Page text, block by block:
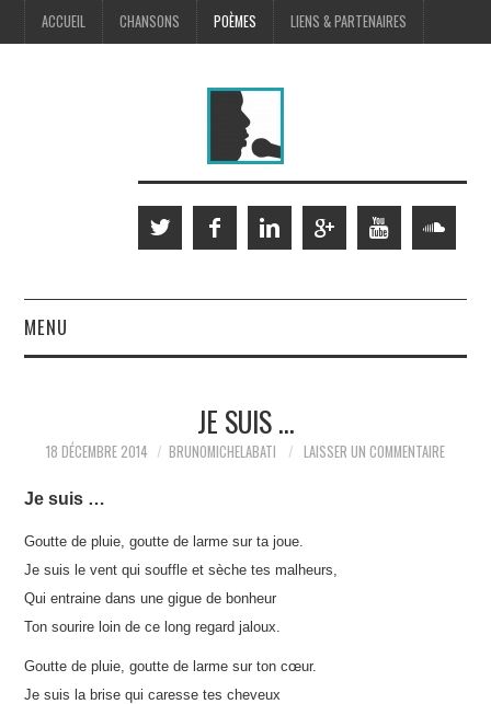
ACCUEIL CHANSONS POÈMES LIENS & PARTENAIRES
MENU
MUSIQUES À L’IMAGE
GALERIE
BLOG
BIOGRAPHIE
CONTACT
JE SUIS …
18 DÉCEMBRE 2014 BRUNOMICHELABATI LAISSER UN COMMENTAIRE
Je suis …
Goutte de pluie, goutte de larme sur ta joue.
Je suis le vent qui souffle et sèche tes malheurs,
Qui entraine dans une gigue de bonheur
Ton sourire loin de ce long regard jaloux.
Goutte de pluie, goutte de larme sur ton cœur.
Je suis la brise qui caresse tes cheveux